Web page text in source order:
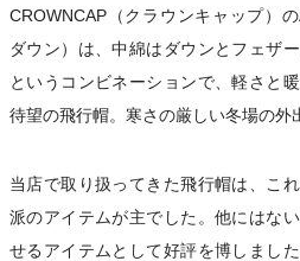
CROWNCAP（クラウンキャップ）
ダウン）は、中綿はダウンとフェザ
というコンビネーションで、軽さと
待望の飛行帽。寒さの厳しい冬場の外
当店で取り扱ってきた飛行帽は、こ
派のアイテムが主でした。他にはな
せるアイテムとして好評を博しまし